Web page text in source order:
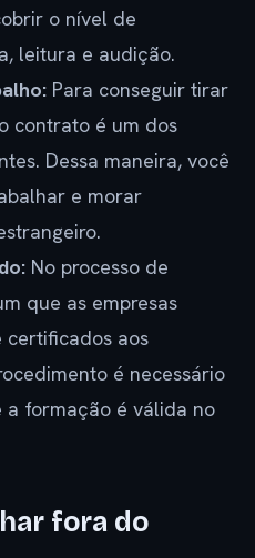
o nível de
leitura e audição.
Para conseguir tirar
contrato é um dos
Dessa maneira, você
e morar
No processo de
que as empresas
certificados aos
é necessário
a formação é válida no
fora do